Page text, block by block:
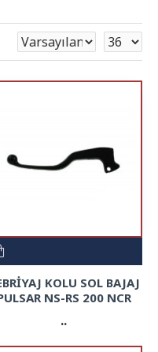
KOLU SOL BAJAJ
NS-RS 200 NCR
..